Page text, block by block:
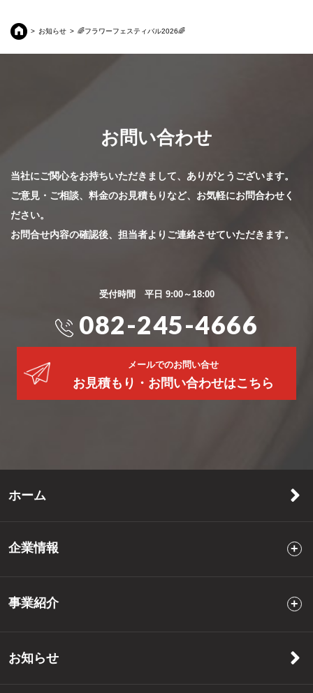
お知らせ 🌈フラワーフェスティバル2026🌈
お問い合わせ
当社にご関心をお持ちいただきまして、ありがとうございます。
ご意見・ご相談、料金のお見積もりなど、お気軽にお問合わせく
ださい。
お問合せ内容の確認後、担当者よりご連絡させていただきます。
受付時間 平日 9:00～18:00
082-245-4666
メールでのお問い合せ
お見積もり・お問い合わせはこちら
ホーム
企業情報
事業紹介
お知らせ